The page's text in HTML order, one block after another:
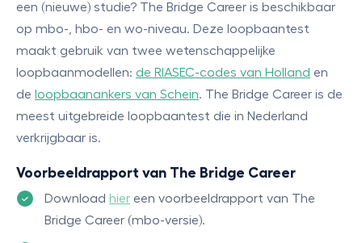
een (nieuwe) studie? The Bridge Career is beschikbaar
op mbo-, hbo- en wo-niveau. Deze loopbaantest
maakt gebruik van twee wetenschappelijke
loopbaanmodellen: de RIASEC-codes van Holland en
de oopbaanankers van Schein. The Bridge Career is de
meest uitgebreide loopbaantest die in Nederland
verkrijgbaar is.
Voorbeeldrapport van The Bridge Career
Download hier een voorbeeldrapport van The
Bridge Career (mbo-versie).